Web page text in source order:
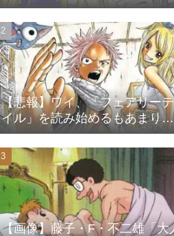
ｗｗｗ
【悲報】ワイ、「フェアリーテ
イル」を読み始めるもあまりの
つまらなさに挫折する
【画像】藤子・F・不二雄「大